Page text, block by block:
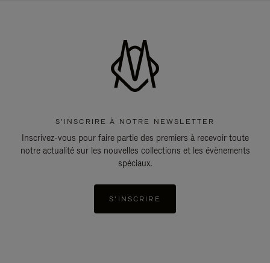
S'INSCRIRE À NOTRE NEWSLETTER
Inscrivez-vous pour faire partie des premiers à recevoir toute
notre actualité sur les nouvelles collections et les évènements
spéciaux.
S'INSCRIRE